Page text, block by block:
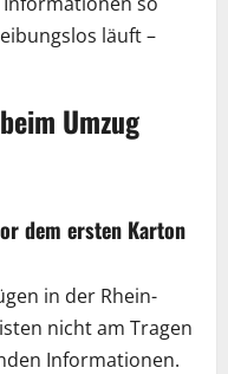
läuft –
Umzug
dem ersten Karton
in der Rhein-
nicht am Tragen
Informationen.